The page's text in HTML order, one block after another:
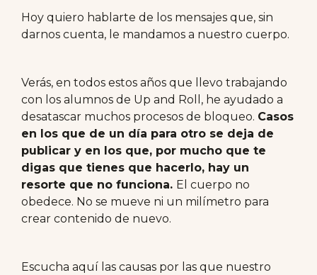
Hoy quiero hablarte de los mensajes que, sin
darnos cuenta, le mandamos a nuestro cuerpo.
Verás, en todos estos años que llevo trabajando
con los alumnos de Up and Roll, he ayudado a
desatascar muchos procesos de bloqueo. Casos
en los que de un día para otro se deja de
publicar y en los que, por mucho que te
digas que tienes que hacerlo, hay un
resorte que no funciona. El cuerpo no
obedece. No se mueve ni un milímetro para
crear contenido de nuevo.
Escucha aquí las causas por las que nuestro